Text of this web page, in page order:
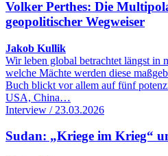
Volker Perthes: Die
geopolitischer Wegweiser
Jakob Kullik
Wir leben global betrachtet längst in
welche Mächte werden diese
Buch blickt vor allem auf fünf
USA, China…
Interview / 23.03.2026
Sudan: „Kriege im Krieg“